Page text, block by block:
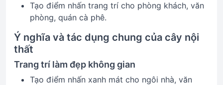
Tạo điểm nhấn trang trí cho phòng khách, văn
phòng, quán cà phê.
Ý nghĩa và tác dụng chung của cây nội
thất
Trang trí làm đẹp không gian
Tạo điểm nhấn xanh mát cho ngôi nhà, văn